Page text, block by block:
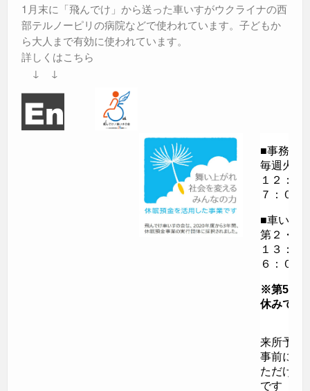
1月末に「飛んでけ」から送った車いすがウクライナの西
部テルノーピリの病院などで使われています。子どもか
ら大人まで有効に使われています。
詳しくはこちら
↓ ↓